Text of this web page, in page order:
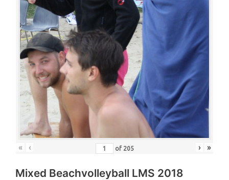
« ‹ of 205 › »
Mixed Beachvolleyball LMS 2018